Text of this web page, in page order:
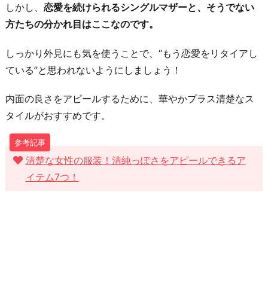
しかし、 恋愛を続けられるシングルマザーと、そうでない
方たちの分かれ目はここなのです。
しっかり外見にも気を使うことで、“もう恋愛をリタイアし
ている”と思われないようにしましょう！
内面の良さをアピールするために、華やかプラス清楚なス
タイルがおすすめです。
清楚な女性の服装！清純っぽさをアピールできるア
イテム7つ！